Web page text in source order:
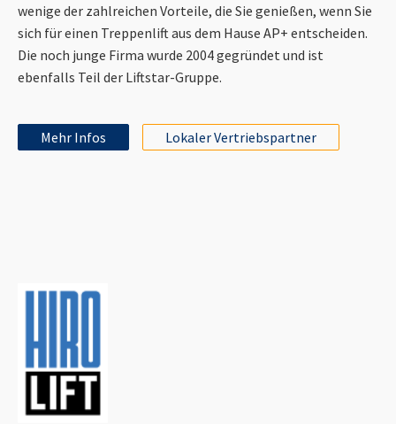
wenige der zahlreichen Vorteile, die Sie genießen, wenn Sie
sich für einen Treppenlift aus dem Hause AP+ entscheiden.
Die noch junge Firma wurde 2004 gegründet und ist
ebenfalls Teil der Liftstar-Gruppe.
Mehr Infos Lokaler Vertriebspartner